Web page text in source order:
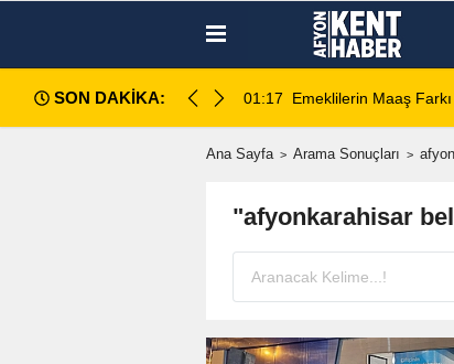
SON DAKİKA:
Hesaplara Yatıyor 01:01 Afyonspor için birlik
Ana Sayfa Arama Sonuçları
"afyonkarahisar